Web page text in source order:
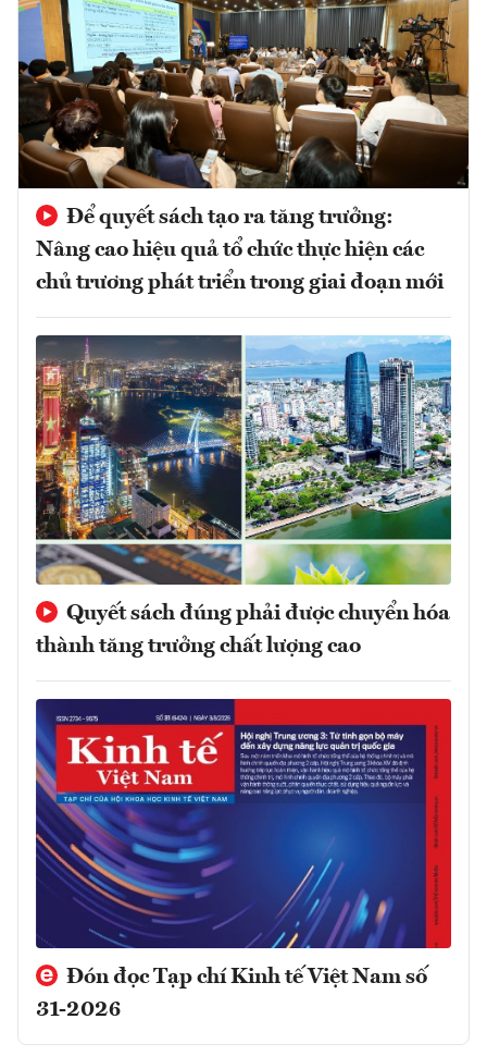
Để quyết sách tạo ra tăng trưởng:
Nâng cao hiệu quả tổ chức thực hiện các
chủ trương phát triển trong giai đoạn mới
Quyết sách đúng phải được chuyển hóa
thành tăng trưởng chất lượng cao
Đón đọc Tạp chí Kinh tế Việt Nam số
31-2026